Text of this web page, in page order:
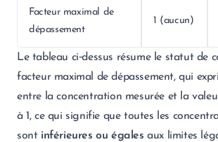
Facteur maximal de
dépassement
1 (aucun)
Le tableau ci‑dessus résume le statut de
facteur maximal de dépassement, qui
entre la concentration mesurée et la
à 1, ce qui signifie que toutes les
sont inférieures ou égales aux limites